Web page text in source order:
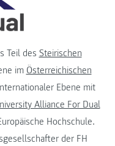
Teil des Steirischen
im Österreichischen
Ebene mit
Alliance For Dual
Hochschule.
der FH